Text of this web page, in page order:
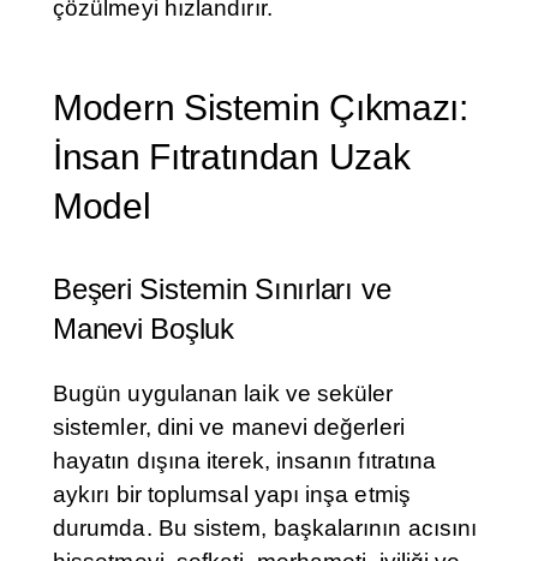
çözülmeyi hızlandırır.
Modern Sistemin Çıkmazı:
İnsan Fıtratından Uzak
Model
Beşeri Sistemin Sınırları ve
Manevi Boşluk
Bugün uygulanan laik ve seküler
sistemler, dini ve manevi değerleri
hayatın dışına iterek, insanın fıtratına
aykırı bir toplumsal yapı inşa etmiş
durumda. Bu sistem, başkalarının acısını